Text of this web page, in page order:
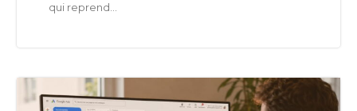
qui reprend...